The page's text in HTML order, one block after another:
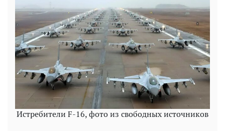
Истребители F-16, фото из свободных источников